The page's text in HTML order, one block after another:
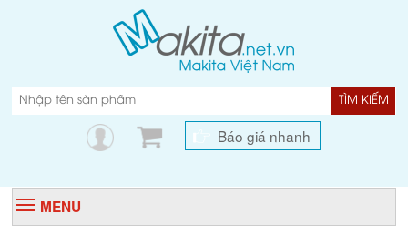
TÌM KIẾM
Báo giá nhanh
MENU